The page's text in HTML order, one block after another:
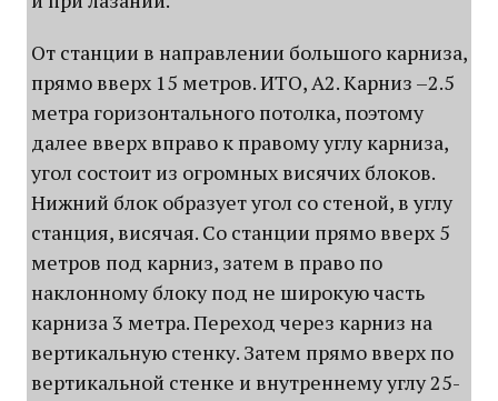
От станции в направлении большого карниза,
прямо вверх 15 метров. ИТО, А2. Карниз –2.5
метра горизонтального потолка, поэтому
далее вверх вправо к правому углу карниза,
угол состоит из огромных висячих блоков.
Нижний блок образует угол со стеной, в углу
станция, висячая. Со станции прямо вверх 5
метров под карниз, затем в право по
наклонному блоку под не широкую часть
карниза 3 метра. Переход через карниз на
вертикальную стенку. Затем прямо вверх по
вертикальной стенке и внутреннему углу 25-